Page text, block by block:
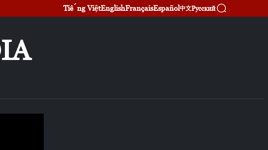
Tiếng ViệtEnglishFrançaisEspañol中文Русский